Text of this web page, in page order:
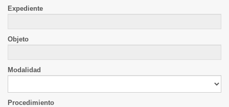
Expediente
Objeto
Modalidad
Procedimiento